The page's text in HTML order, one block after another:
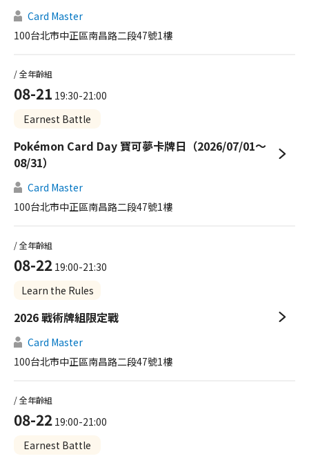
Card Master
100台北市中正區南昌路二段47號1樓
08-21 19:30-21:00
Earnest Battle
/ 全年齡組
Pokémon Card Day 寶可夢卡牌日（2026/07/01～
08/31）
Card Master
100台北市中正區南昌路二段47號1樓
08-22 19:00-21:30
Learn the Rules
/ 全年齡組
2026 戰術牌組限定戰
Card Master
100台北市中正區南昌路二段47號1樓
08-22 19:00-21:00
Earnest Battle
/ 全年齡組